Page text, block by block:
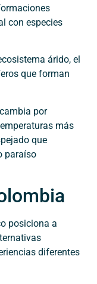
con especies
árido, el
que forman
por
más
que
paraíso
posiciona a
diferentes